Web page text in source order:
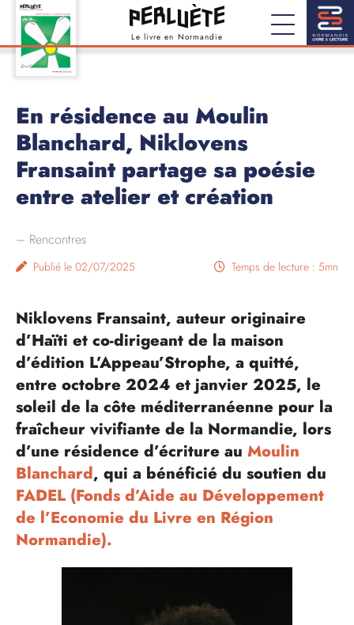
Le livre en Normandie
En résidence au Moulin
Blanchard, Niklovens
Fransaint partage sa poésie
entre atelier et création
– Rencontres
Publié le 02/07/2025 Temps de lecture : 5mn
Niklovens Fransaint, auteur originaire
d’Haïti et co-dirigeant de la maison
d’édition L’Appeau’Strophe, a quitté,
entre octobre 2024 et janvier 2025, le
soleil de la côte méditerranéenne pour la
fraîcheur vivifiante de la Normandie, lors
d’une résidence d’écriture au Moulin
Blanchard, qui a bénéficié du soutien du
FADEL (Fonds d’Aide au Développement
de l’Economie du Livre en Région
Normandie).